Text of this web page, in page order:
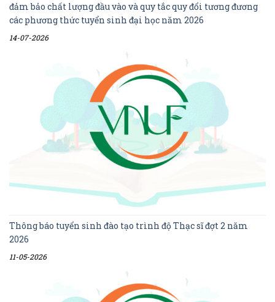
đảm bảo chất lượng đầu vào và quy tắc quy đổi tương đương
các phương thức tuyển sinh đại học năm 2026
14-07-2026
Thông báo tuyển sinh đào tạo trình độ Thạc sĩ đợt 2 năm
2026
11-05-2026